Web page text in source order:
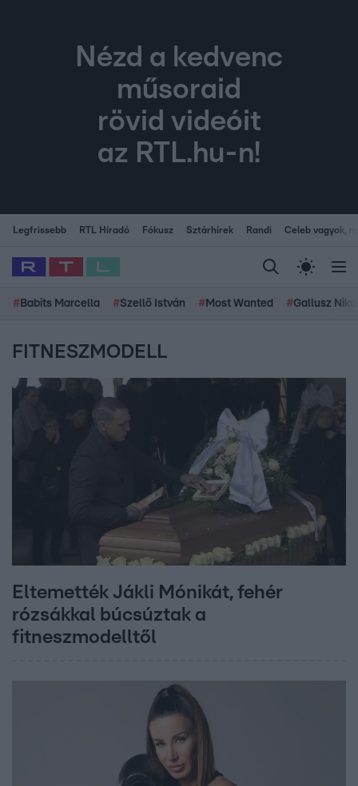
Nézd a kedvenc
műsoraid
rövid videóit
az RTL.hu-n!
Legfrissebb RTL Híradó Fókusz Sztárhírek Randi Celeb vagyok,
# Babits Marcella #Szellő István # Most Wanted #Gallusz
FITNESZMODELL
Eltemették Jákli Mónikát, fehér
rózsákkal búcsúztak a
fitneszmodelltől